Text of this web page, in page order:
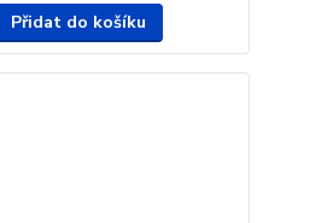
Přidat do košíku